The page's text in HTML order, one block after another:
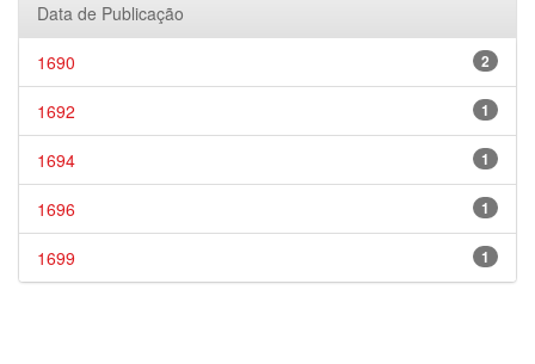
Data de Publicação
2
1690
1
1692
1
1694
1
1696
1
1699